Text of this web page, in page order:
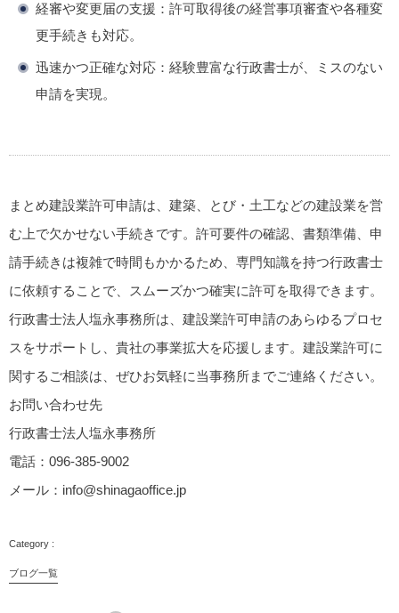
経審や変更届の支援 ：許可取得後の経営事項審査や各種変
更手続きも対応。
迅速かつ正確な対応 ：経験豊富な行政書士が、ミスのない
申請を実現。
まとめ建設業許可申請は、建築、とび・土工などの建設業を営
む上で欠かせない手続きです。許可要件の確認、書類準備、申
請手続きは複雑で時間もかかるため、専門知識を持つ行政書士
に依頼することで、スムーズかつ確実に許可を取得できます。
行政書士法人塩永事務所は、建設業許可申請のあらゆるプロセ
スをサポートし、貴社の事業拡大を応援します。建設業許可に
関するご相談は、ぜひお気軽に当事務所までご連絡ください。
お問い合わせ先
行政書士法人塩永事務所
電話：096-385-9002
メール：info@shinagaoffice.jp
ブログ一覧